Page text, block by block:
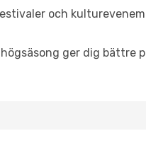
och
ger dig bättre